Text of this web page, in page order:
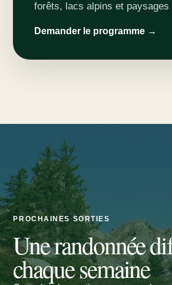
forêts, lacs alpins et paysages
Demander le programme →
PROCHAINES SORTIES
Une randonnée
chaque semaine